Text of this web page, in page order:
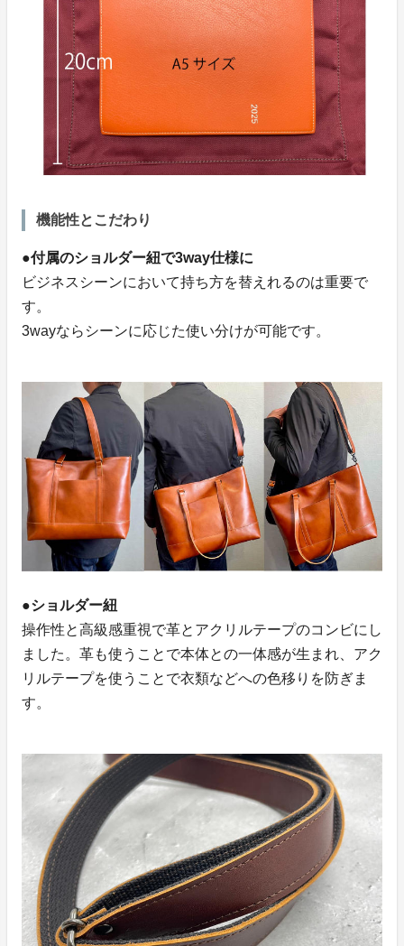
機能性とこだわり
●付属のショルダー紐で3way仕様に
ビジネスシーンにおいて持ち方を替えれるのは重要で
す。
3wayならシーンに応じた使い分けが可能です。
●ショルダー紐
操作性と高級感重視で革とアクリルテープのコンビにし
ました。革も使うことで本体との一体感が生まれ、アク
リルテープを使うことで衣類などへの色移りを防ぎま
す。